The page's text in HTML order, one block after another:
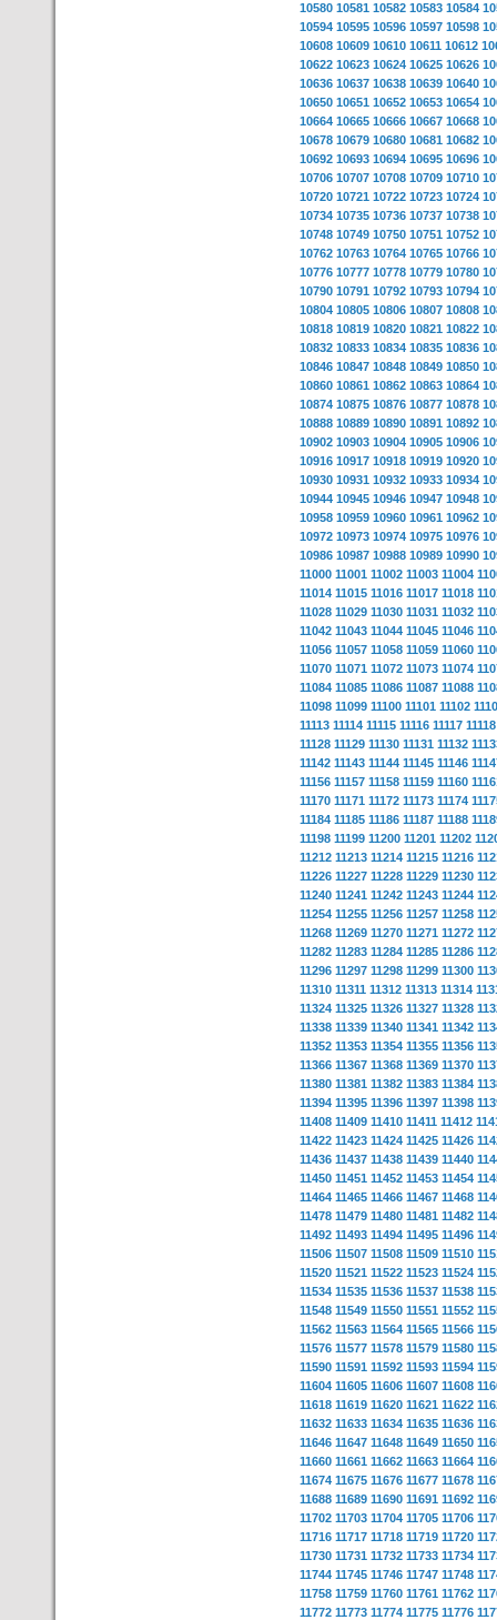
10580 10581 10582 10583 10584
10594 10595 10596 10597 10598
10608 10609 10610 10611 10612
10622 10623 10624 10625 10626
10636 10637 10638 10639 10640
10650 10651 10652 10653 10654
10664 10665 10666 10667 10668
10678 10679 10680 10681 10682
10692 10693 10694 10695 10696
10706 10707 10708 10709 10710
10720 10721 10722 10723 10724
10734 10735 10736 10737 10738
10748 10749 10750 10751 10752
10762 10763 10764 10765 10766
10776 10777 10778 10779 10780
10790 10791 10792 10793 10794
10804 10805 10806 10807 10808
10818 10819 10820 10821 10822
10832 10833 10834 10835 10836
10846 10847 10848 10849 10850
10860 10861 10862 10863 10864
10874 10875 10876 10877 10878
10888 10889 10890 10891 10892
10902 10903 10904 10905 10906
10916 10917 10918 10919 10920
10930 10931 10932 10933 10934
10944 10945 10946 10947 10948
10958 10959 10960 10961 10962
10972 10973 10974 10975 10976
10986 10987 10988 10989 10990
11000 11001 11002 11003 11004
11014 11015 11016 11017 11018
11028 11029 11030 11031 11032
11042 11043 11044 11045 11046
11056 11057 11058 11059 11060
11070 11071 11072 11073 11074
11084 11085 11086 11087 11088
11098 11099 11100 11101 11102
11113 11114 11115 11116 11117 11118
11128 11129 11130 11131 11132
11142 11143 11144 11145 11146
11156 11157 11158 11159 11160
11170 11171 11172 11173 11174
11184 11185 11186 11187 11188
11198 11199 11200 11201 11202
11212 11213 11214 11215 11216
11226 11227 11228 11229 11230
11240 11241 11242 11243 11244
11254 11255 11256 11257 11258
11268 11269 11270 11271 11272
11282 11283 11284 11285 11286
11296 11297 11298 11299 11300
11310 11311 11312 11313 11314
11324 11325 11326 11327 11328
11338 11339 11340 11341 11342
11352 11353 11354 11355 11356
11366 11367 11368 11369 11370
11380 11381 11382 11383 11384
11394 11395 11396 11397 11398
11408 11409 11410 11411 11412
11422 11423 11424 11425 11426
11436 11437 11438 11439 11440
11450 11451 11452 11453 11454
11464 11465 11466 11467 11468
11478 11479 11480 11481 11482
11492 11493 11494 11495 11496
11506 11507 11508 11509 11510
11520 11521 11522 11523 11524
11534 11535 11536 11537 11538
11548 11549 11550 11551 11552
11562 11563 11564 11565 11566
11576 11577 11578 11579 11580
11590 11591 11592 11593 11594
11604 11605 11606 11607 11608
11618 11619 11620 11621 11622
11632 11633 11634 11635 11636
11646 11647 11648 11649 11650
11660 11661 11662 11663 11664
11674 11675 11676 11677 11678
11688 11689 11690 11691 11692
11702 11703 11704 11705 11706
11716 11717 11718 11719 11720
11730 11731 11732 11733 11734
11744 11745 11746 11747 11748
11758 11759 11760 11761 11762
11772 11773 11774 11775 11776